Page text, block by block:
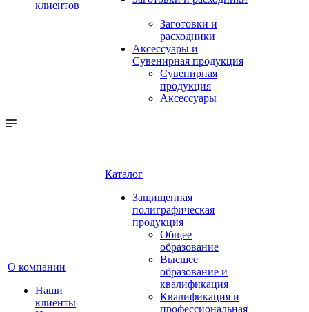
клиентов
Заготовки и
расходники
Аксессуары и
Сувенирная продукция
Сувенирная
продукция
Аксессуары
О компании
Наши
клиенты
Каталог
Защищенная
полиграфическая
продукция
Общее
образование
Высшее
образование и
квалификация
Квалификация и
профессиональная